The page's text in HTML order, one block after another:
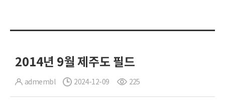
2014년 9월 제주도 필드
admembl 2024-12-09 225